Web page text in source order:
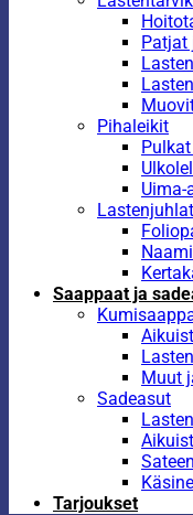
Patjat
Pihaleikit
Lastenjuhlat
Saappaat ja
Muut
Sadeasut
Tarjoukset